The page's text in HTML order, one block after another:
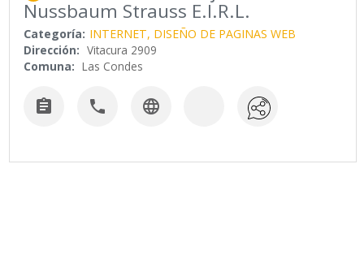
Nussbaum Strauss E.I.R.L.
Categoría: INTERNET, DISEÑO DE PAGINAS WEB
Dirección: Vitacura 2909
Comuna: Las Condes
  